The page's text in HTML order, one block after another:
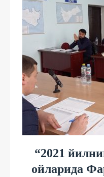
“2021
ойларида